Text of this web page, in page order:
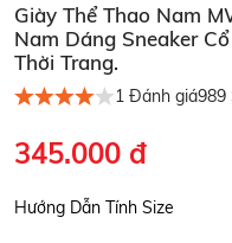
Giày Thể Thao Nam
Nam Dáng Sneaker
Thời Trang.
1 Đánh giá989
345.000 đ
Hướng Dẫn Tính Size